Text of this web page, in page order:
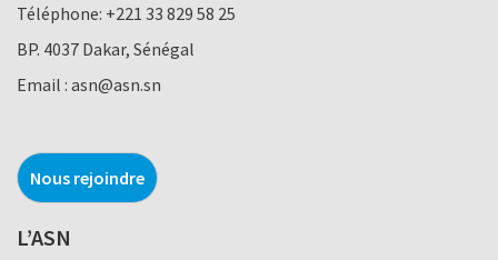
Téléphone: +221 33 829 58 25
BP. 4037 Dakar, Sénégal
Email : asn@asn.sn
Nous rejoindre
L’ASN